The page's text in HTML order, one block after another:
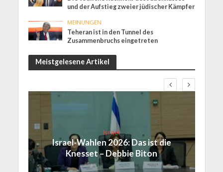
und der Aufstieg zweier jüdischer Kämpfer
MEINUNGEN
Teheran ist in den Tunnel des
Zusammenbruchs eingetreten
Meistgelesene Artikel
Israel
Israel-Wahlen 2026: Das ist die
Knesset – Debbie Biton